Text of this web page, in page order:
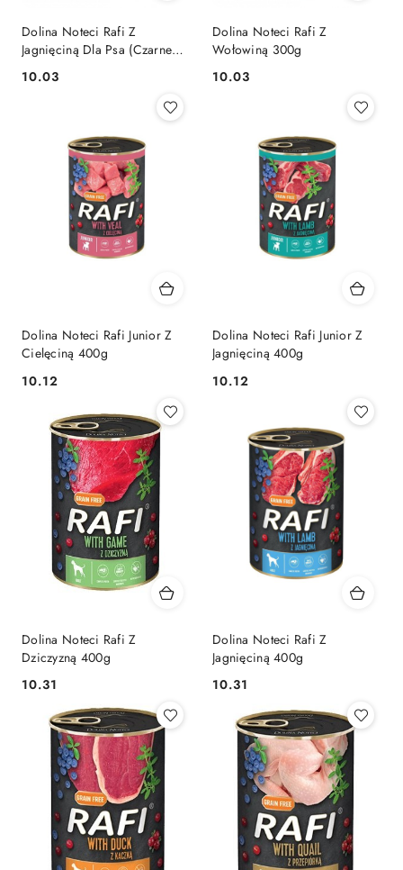
Dolina Noteci Rafi Z
Jagnięciną Dla Psa (Czarne
Opakowanie) 300g
Cena:
10.03
Dolina Noteci Rafi Z
Wołowiną 300g
Cena:
10.03
Dolina Noteci Rafi Junior Z
Cielęciną 400g
Cena:
10.12
Dolina Noteci Rafi Junior Z
Jagnięciną 400g
Cena:
10.12
Dolina Noteci Rafi Z
Dziczyzną 400g
Cena:
10.31
Dolina Noteci Rafi Z
Jagnięciną 400g
Cena:
10.31